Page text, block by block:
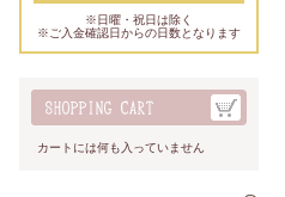
※日曜・祝日は除く
※ご入金確認日からの日数となります
カートには何も入っていません